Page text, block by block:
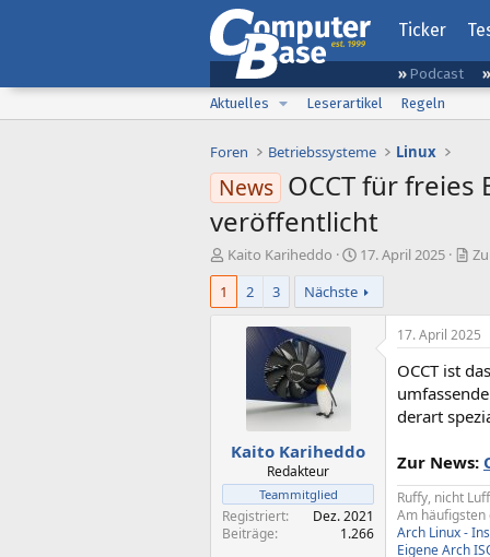
Ticker
Podcast
Aktuelles
Leserartikel Regeln
Foren Betriebssysteme Linux
News OCCT für
veröffentlicht
E
r
t
Kaito Kariheddo
E
r
s
t
17. April 2025
1
2 3 Nächste
Kaito Kariheddo
Redakteur
Teammitglied
Registriert
Dez. 2021
Beiträge
1.266
17. April 2025
OCCT ist
derart
Zur News:
Ruffy, nicht
Am häufigsten
Arch Linux -
Eigene Arch